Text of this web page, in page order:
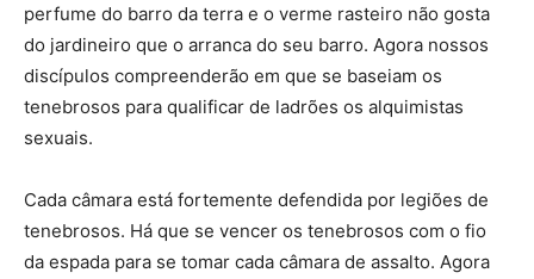
perfume do barro da terra e o verme rasteiro não gosta
do jardineiro que o arranca do seu barro. Agora nossos
discípulos compreenderão em que se baseiam os
tenebrosos para qualificar de ladrões os alquimistas
sexuais.
Cada câmara está fortemente defendida por legiões de
tenebrosos. Há que se vencer os tenebrosos com o fio
da espada para se tomar cada câmara de assalto. Agora